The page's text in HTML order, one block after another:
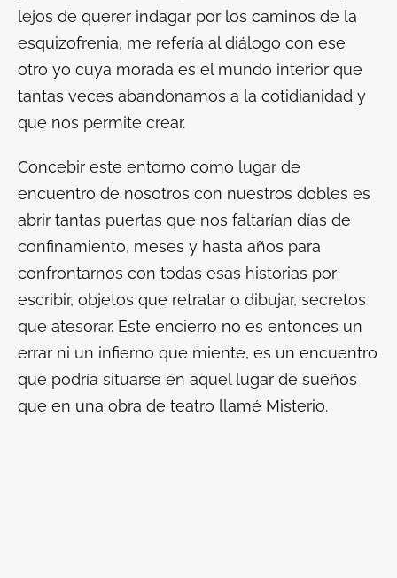
lejos de querer indagar por los caminos de la
esquizofrenia, me refería al diálogo con ese
otro yo cuya morada es el mundo interior que
tantas veces abandonamos a la cotidianidad y
que nos permite crear.
Concebir este entorno como lugar de
encuentro de nosotros con nuestros dobles es
abrir tantas puertas que nos faltarían días de
confinamiento, meses y hasta años para
confrontarnos con todas esas historias por
escribir, objetos que retratar o dibujar, secretos
que atesorar. Este encierro no es entonces un
errar ni un infierno que miente, es un encuentro
que podría situarse en aquel lugar de sueños
que en una obra de teatro llamé Misterio.